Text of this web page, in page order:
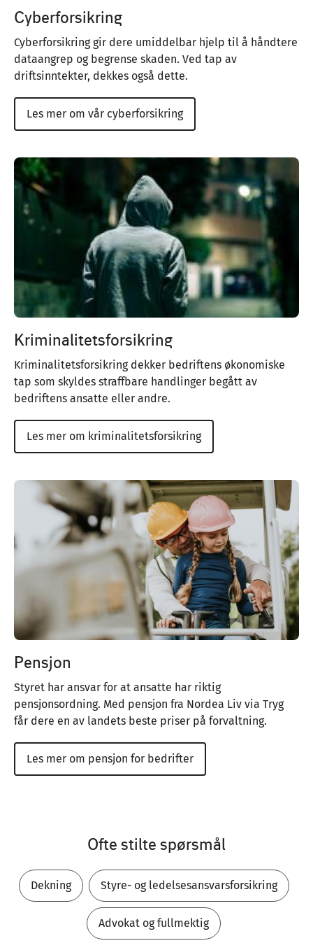
Cyberforsikring
Cyberforsikring gir dere umiddelbar hjelp til å håndtere
dataangrep og begrense skaden. Ved tap av
driftsinntekter, dekkes også dette.
Les mer om vår cyberforsikring
Image
Kriminalitetsforsikring
Kriminalitetsforsikring dekker bedriftens økonomiske
tap som skyldes straffbare handlinger begått av
bedriftens ansatte eller andre.
Les mer om kriminalitetsforsikring
Image
Pensjon
Styret har ansvar for at ansatte har riktig
pensjonsordning. Med pensjon fra Nordea Liv via Tryg
får dere en av landets beste priser på forvaltning.
Les mer om pensjon for bedrifter
Ofte stilte spørsmål
Dekning Styre- og ledelsesansvarsforsikring
Advokat og fullmektig